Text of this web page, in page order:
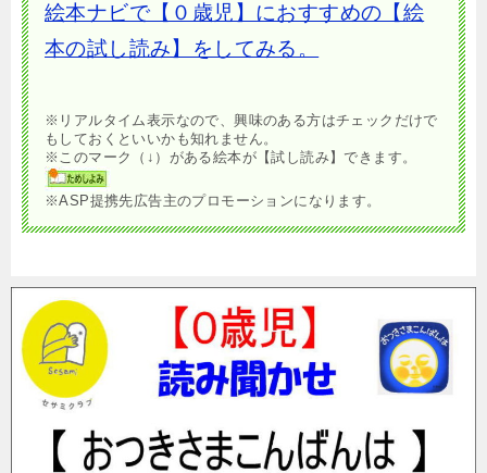
絵本ナビで【０歳児】におすすめの【絵
本の試し読み】をしてみる。
※リアルタイム表示なので、興味のある方はチェックだけで
もしておくといいかも知れません。
※このマーク（↓）がある絵本が【試し読み】できます。
※ASP提携先広告主のプロモーションになります。